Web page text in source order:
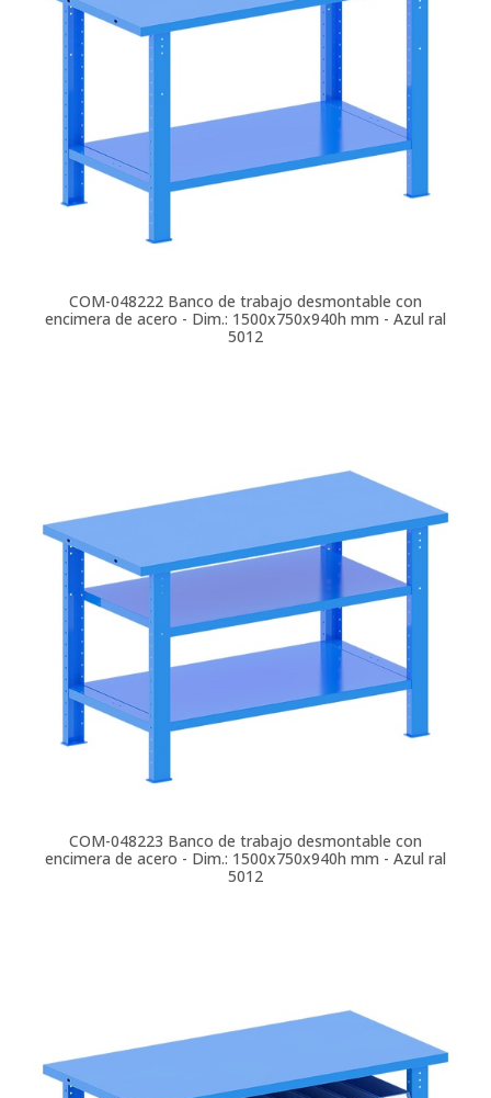
COM-048222 Banco de trabajo desmontable con
encimera de acero - Dim.: 1500x750x940h mm - Azul ral
5012
COM-048223 Banco de trabajo desmontable con
encimera de acero - Dim.: 1500x750x940h mm - Azul ral
5012